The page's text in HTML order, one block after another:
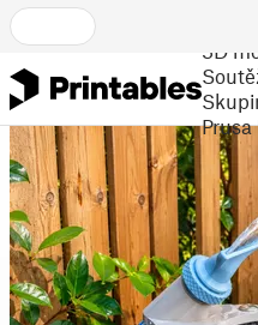
3D
Poznejte
Printables
ČTĚTE ZDE